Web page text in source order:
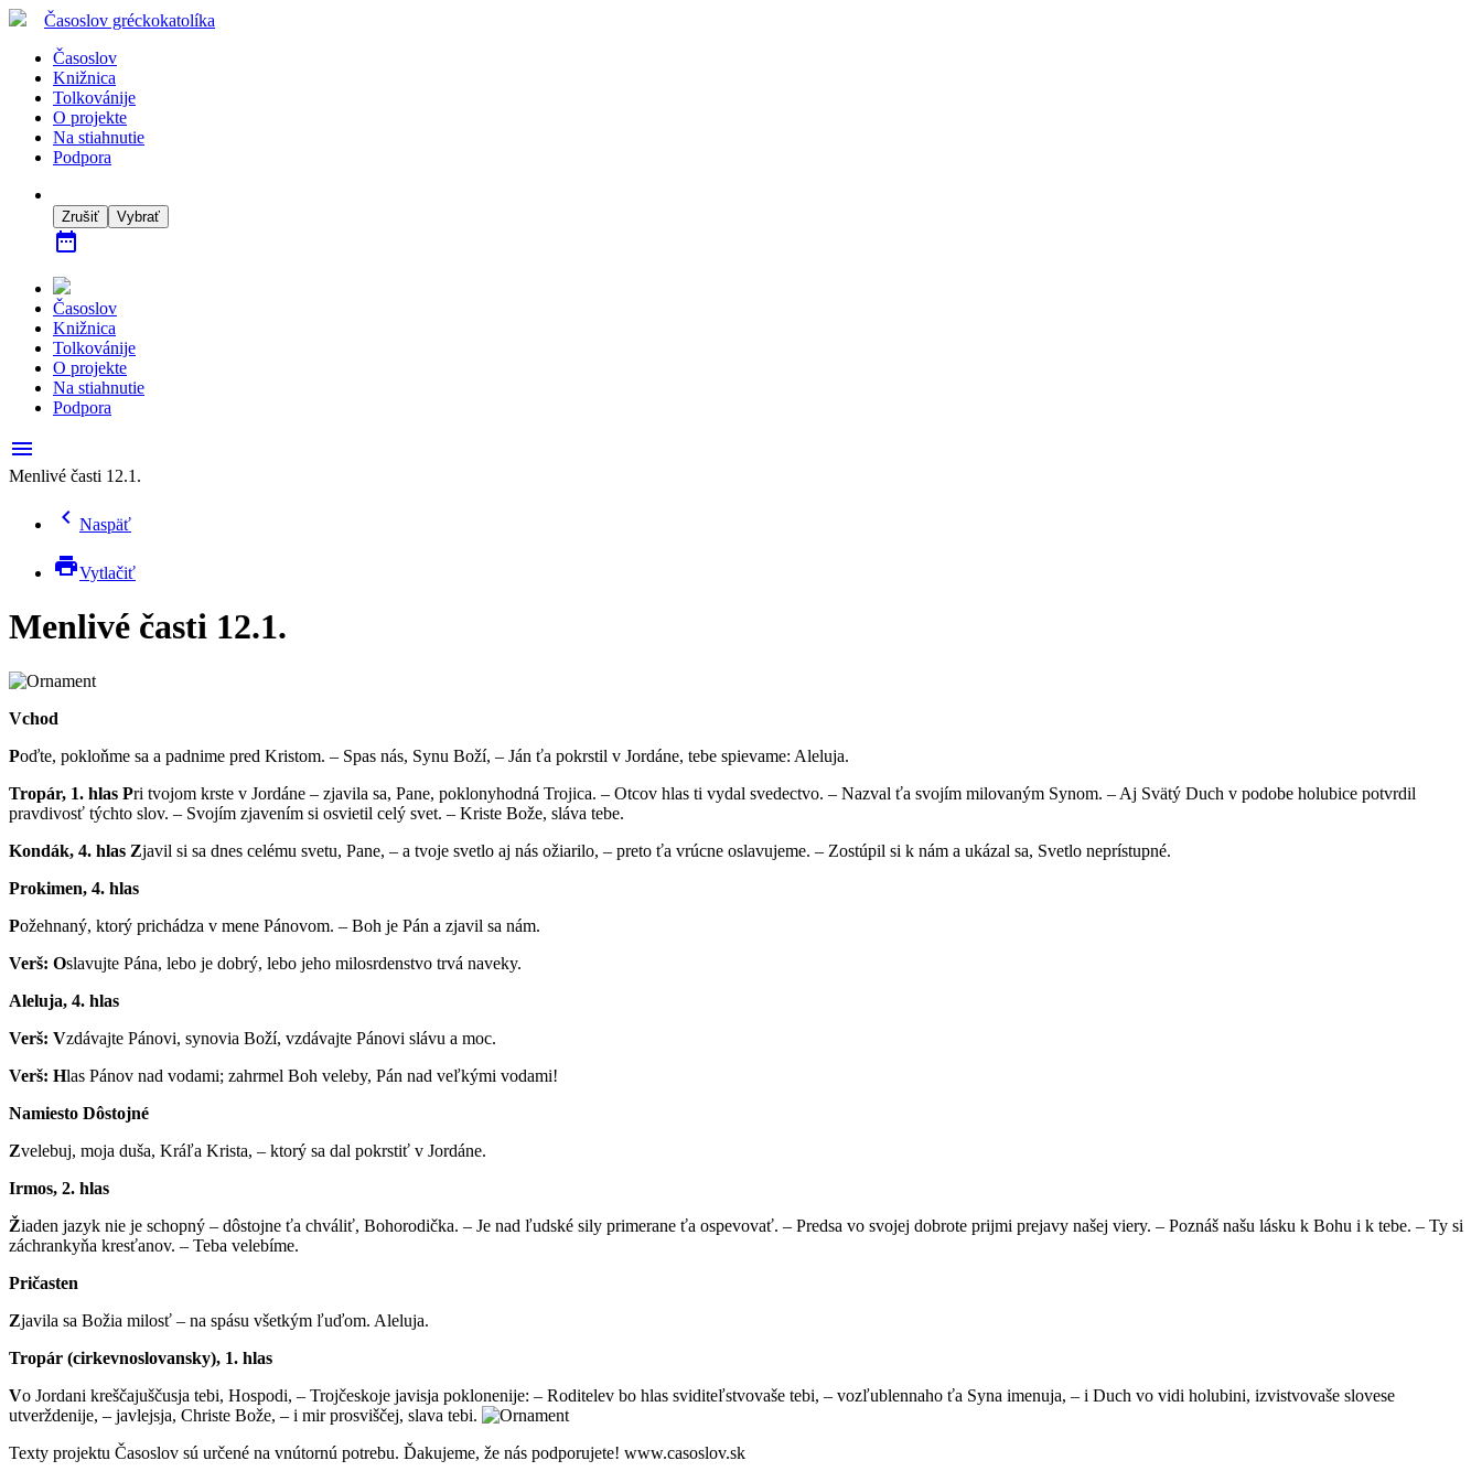
Časoslov gréckokatolíka
Časoslov
Knižnica
Tolkovánije
O projekte
Na stiahnutie
Podpora
Zrušiť Vybrať
date_range
Časoslov
Knižnica
Tolkovánije
O projekte
Na stiahnutie
Podpora
menu
Menlivé časti 12.1.
chevron_left Naspäť
printVytlačiť
Menlivé časti 12.1.
Vchod
Poďte, pokloňme sa a padnime pred Kristom. – Spas nás, Synu Boží, – Ján ťa pokrstil v Jordáne, tebe spievame: Aleluja.
Tropár, 1. hlas Pri tvojom krste v Jordáne – zjavila sa, Pane, poklonyhodná Trojica. – Otcov hlas ti vydal svedectvo. – Nazval ťa svojím milovaným Synom. – Aj Svätý Duch v podobe holubice potvrdil
pravdivosť týchto slov. – Svojím zjavením si osvietil celý svet. – Kriste Bože, sláva tebe.
Kondák, 4. hlas Zjavil si sa dnes celému svetu, Pane, – a tvoje svetlo aj nás ožiarilo, – preto ťa vrúcne oslavujeme. – Zostúpil si k nám a ukázal sa, Svetlo neprístupné.
Prokimen, 4. hlas
Požehnaný, ktorý prichádza v mene Pánovom. – Boh je Pán a zjavil sa nám.
Verš: Oslavujte Pána, lebo je dobrý, lebo jeho milosrdenstvo trvá naveky.
Aleluja, 4. hlas
Verš: Vzdávajte Pánovi, synovia Boží, vzdávajte Pánovi slávu a moc.
Verš: Hlas Pánov nad vodami; zahrmel Boh veleby, Pán nad veľkými vodami!
Namiesto Dôstojné
Zvelebuj, moja duša, Kráľa Krista, – ktorý sa dal pokrstiť v Jordáne.
Irmos, 2. hlas
Žiaden jazyk nie je schopný – dôstojne ťa chváliť, Bohorodička. – Je nad ľudské sily primerane ťa ospevovať. – Predsa vo svojej dobrote prijmi prejavy našej viery. – Poznáš našu lásku k Bohu i k tebe. – Ty si
záchrankyňa kresťanov. – Teba velebíme.
Pričasten
Zjavila sa Božia milosť – na spásu všetkým ľuďom. Aleluja.
Tropár (cirkevnoslovansky), 1. hlas
Vo Jordani kreščajuščusja tebi, Hospodi, – Trojčeskoje javisja poklonenije: – Roditelev bo hlas sviditeľstvovaše tebi, – vozľublennaho ťa Syna imenuja, – i Duch vo vidi holubini, izvistvovaše slovese
utverždenije, – javlejsja, Christe Bože, – i mir prosviščej, slava tebi.
Texty projektu Časoslov sú určené na vnútornú potrebu. Ďakujeme, že nás podporujete! www.casoslov.sk